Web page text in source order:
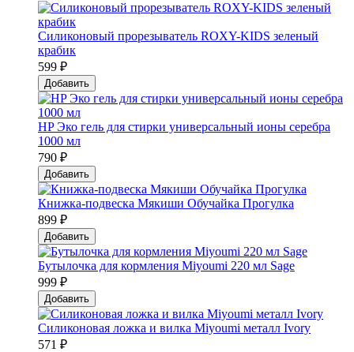
Силиконовый прорезыватель ROXY-KIDS зеленый
крабик
599 ₽
Добавить
HP Эко гель для стирки универсальный ионы серебра
1000 мл
790 ₽
Добавить
Книжка-подвеска Мякиши Обучайка Прогулка
899 ₽
Добавить
Бутылочка для кормления Miyoumi 220 мл Sage
999 ₽
Добавить
Силиконовая ложка и вилка Мiyoumi металл Ivory
571 ₽